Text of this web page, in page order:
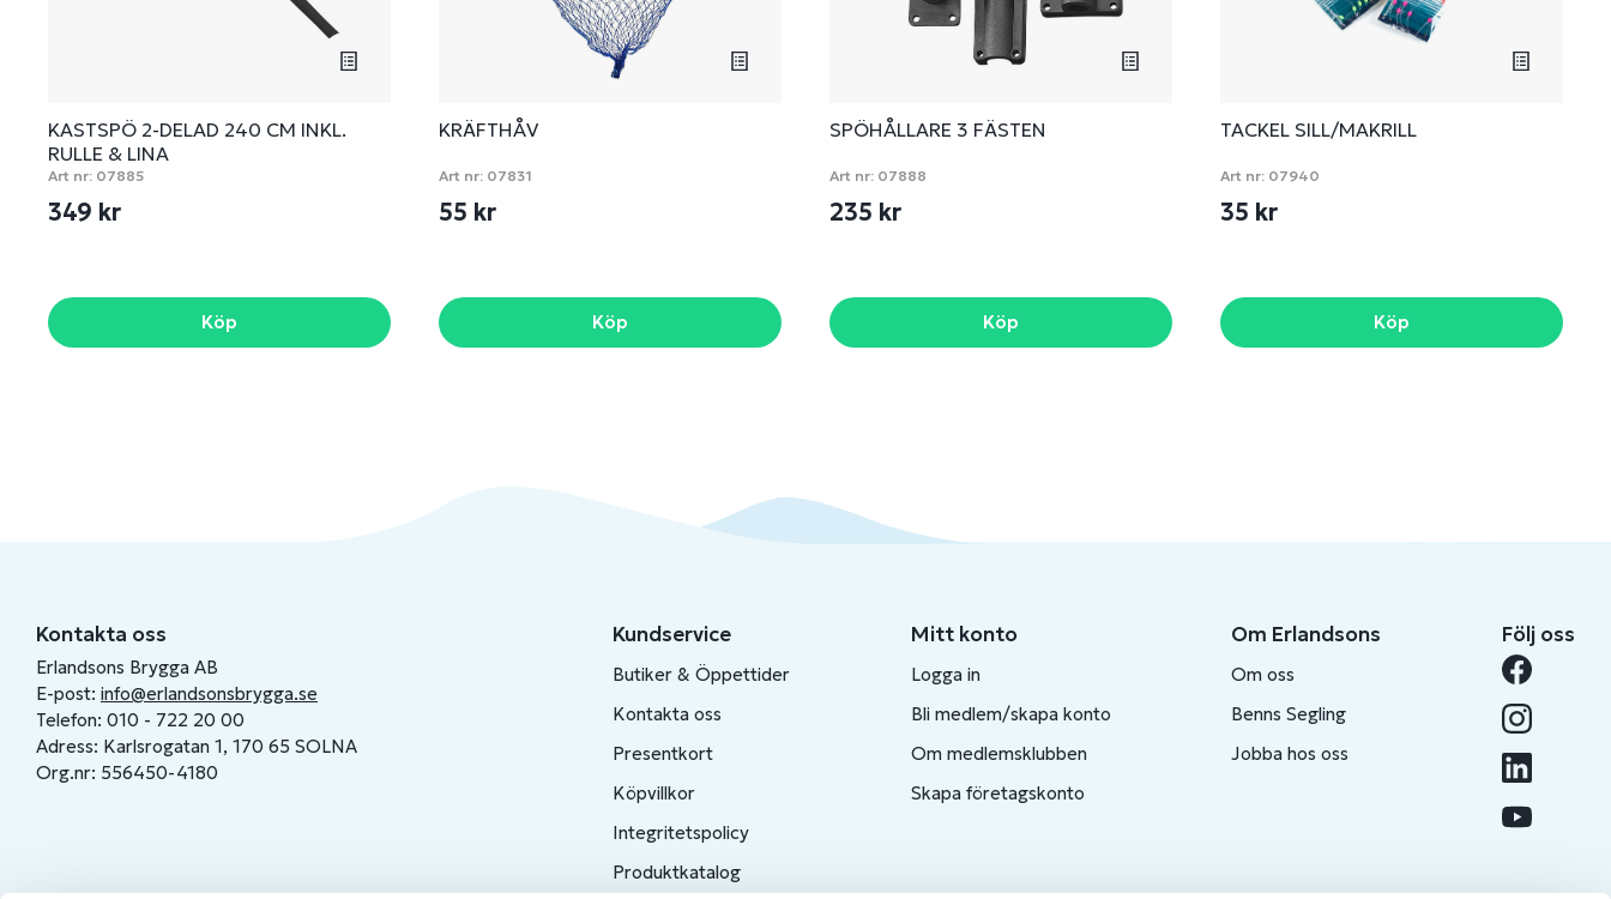
KASTSPÖ 2-DELAD 240 CM INKL.
RULLE & LINA
Art nr: 07885
349 kr
Köp
KRÄFTHÅV
Art nr: 07831
55 kr
Köp
SPÖHÅLLARE 3 FÄSTEN
Art nr: 07888
235 kr
Köp
TACKEL SILL/MAKRILL
Art nr: 07940
35 kr
Köp
Kontakta oss
Erlandsons Brygga AB
E-post: info@erlandsonsbrygga.se
Telefon: 010 - 722 20 00
Adress: Karlsrogatan 1, 170 65 SOLNA
Org.nr: 556450-4180
Kundservice
Butiker & Öppettider
Kontakta oss
Presentkort
Köpvillkor
Integritetspolicy
Produktkatalog
Mitt konto
Logga in
Bli medlem/skapa konto
Om medlemsklubben
Skapa företagskonto
Om Erlandsons
Om oss
Benns Segling
Jobba hos oss
Följ oss